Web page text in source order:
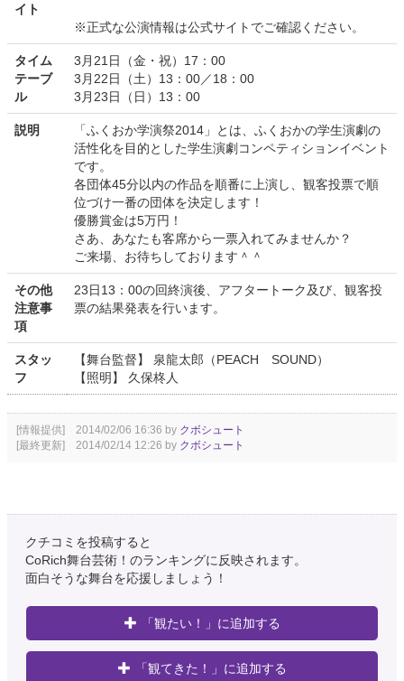
イト
※正式な公演情報は公式サイトでご確認ください。
タイム
テーブ
ル
3月21日（金・祝）17：00
3月22日（土）13：00／18：00
3月23日（日）13：00
説明
「ふくおか学演祭2014」とは、ふくおかの学生演劇の
活性化を目的とした学生演劇コンペティションイベント
です。
各団体45分以内の作品を順番に上演し、観客投票で順
位づけ一番の団体を決定します！
優勝賞金は5万円！
さあ、あなたも客席から一票入れてみませんか？
ご来場、お待ちしております＾＾
その他
注意事
項
23日13：00の回終演後、アフタートーク及び、観客投
票の結果発表を行います。
スタッ
フ
【舞台監督】 泉龍太郎（PEACH SOUND）
【照明】 久保柊人
[情報提供] 2014/02/06 16:36 by クボシュート
[最終更新] 2014/02/14 12:26 by クボシュート
クチコミを投稿すると
CoRich舞台芸術！のランキングに反映されます。
面白そうな舞台を応援しましょう！
「観たい！」に追加する
「観てきた！」に追加する